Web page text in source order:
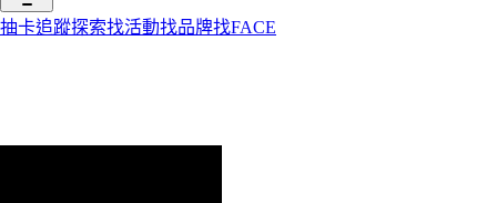
抽卡追蹤探索找活動找品牌找FACE